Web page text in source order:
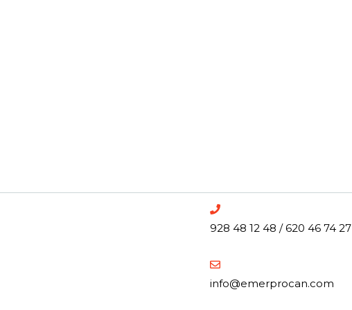
928 48 12 48 / 620 46 74 27
info@emerprocan.com